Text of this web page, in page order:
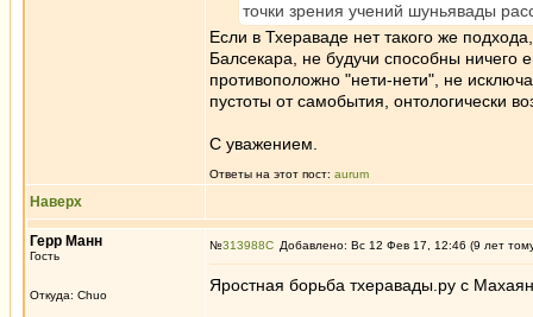
точки зрения учений шуньявады
Если в Тхераваде нет такого же
Балсекара, не будучи способны ничего
противоположно "нети-нети", не
пустоты от самобытия, онтологически
С уважением.
Ответы на этот пост: aurum
Наверх
Герр Манн
Гость
Откуда: Chuo
№313988 Добавлено: Вс 12 Фев 17, 12:46 (9 лет
Яростная борьба тхеравады.ру с